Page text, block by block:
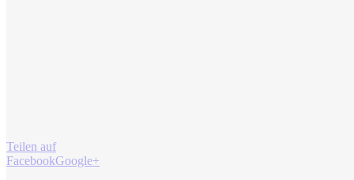
Teilen auf
FacebookGoogle+